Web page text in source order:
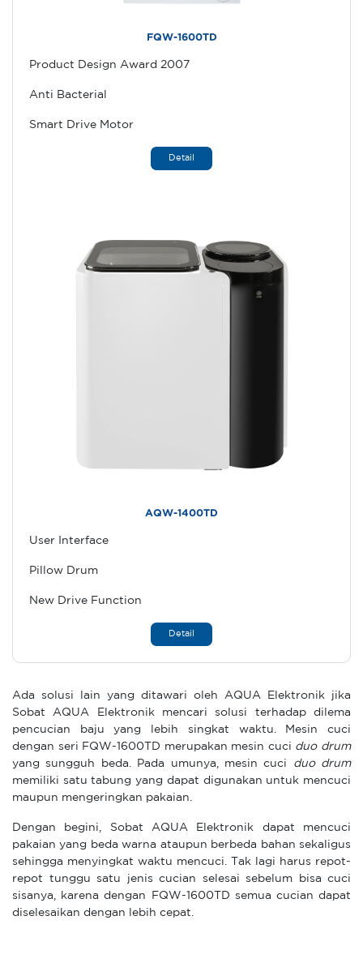
FQW-1600TD
Product Design Award 2007
Anti Bacterial
Smart Drive Motor
Detail
AQW-1400TD
User Interface
Pillow Drum
New Drive Function
Detail
Ada solusi lain yang ditawari oleh AQUA Elektronik jika
Sobat AQUA Elektronik mencari solusi terhadap dilema
pencucian baju yang lebih singkat waktu. Mesin cuci
dengan seri FQW-1600TD merupakan mesin cuci duo drum
yang sungguh beda. Pada umunya, mesin cuci
duo drum
memiliki satu tabung yang dapat digunakan untuk mencuci
maupun mengeringkan pakaian.
Dengan begini, Sobat AQUA Elektronik dapat mencuci
pakaian yang beda warna ataupun berbeda bahan sekaligus
sehingga menyingkat waktu mencuci. Tak lagi harus repot-
repot tunggu satu jenis cucian selesai sebelum bisa cuci
sisanya, karena dengan FQW-1600TD semua cucian dapat
diselesaikan dengan lebih cepat.